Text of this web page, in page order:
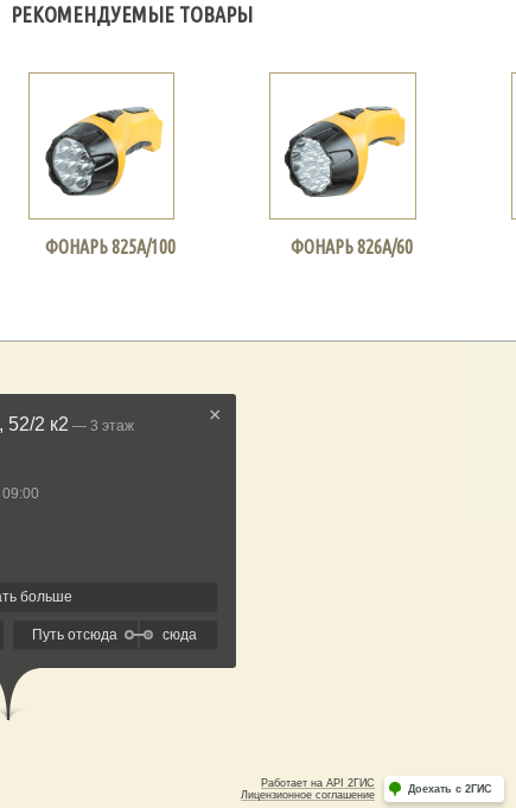
РЕКОМЕНДУЕМЫЕ ТОВАРЫ
ФОНАРЬ 825А/100 ФОНАРЬ 826А/60